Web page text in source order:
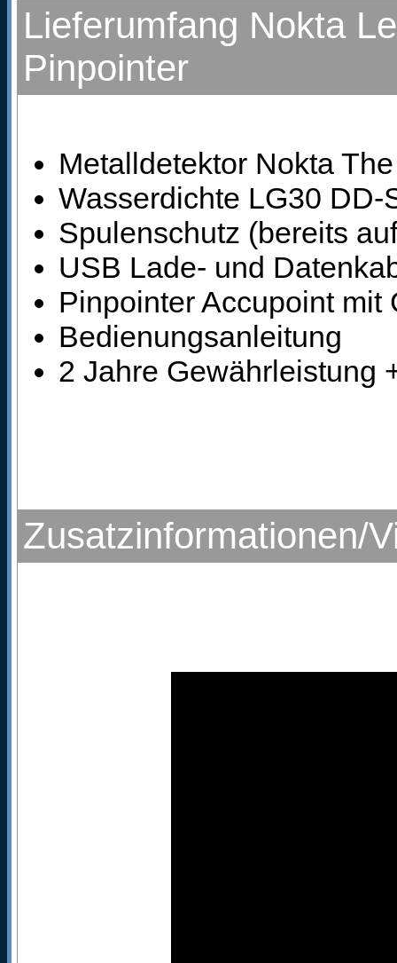
Lieferumfang Nokta
Pinpointer
Metalldetektor Nokta
Wasserdichte LG30
Spulenschutz (bereits
USB Lade- und
Pinpointer Accupoint
Bedienungsanleitung
2 Jahre Gewährleistung
Zusatzinformationen/